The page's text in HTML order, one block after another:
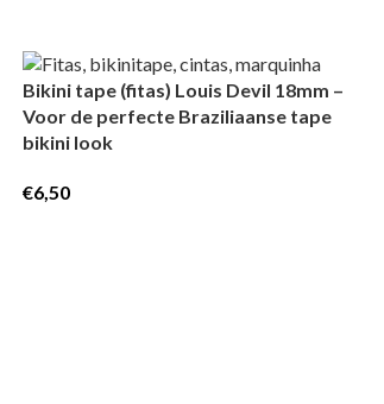
Bikini tape (fitas) Louis Devil 18mm –
Voor de perfecte Braziliaanse tape
bikini look
€6,50